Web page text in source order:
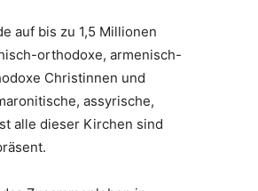
auf bis zu 1,5 Millionen
orthodoxe, armenisch-
Christinnen und
assyrische,
alle dieser Kirchen sind